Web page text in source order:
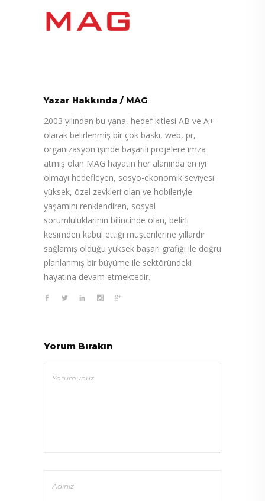
Yazar Hakkında / MAG
2003 yılından bu yana, hedef kitlesi AB ve A+
olarak belirlenmiş bir çok baskı, web, pr,
organizasyon işinde başarılı projelere imza
atmış olan MAG hayatın her alanında en iyi
olmayı hedefleyen, sosyo-ekonomik seviyesi
yüksek, özel zevkleri olan ve hobileriyle
yaşamını renklendiren, sosyal
sorumluluklarının bilincinde olan, belirli
kesimden kabul ettiği müşterilerine yıllardır
sağlamış olduğu yüksek başarı grafiği ile doğru
planlanmış bir büyüme ile sektöründeki
hayatına devam etmektedir.
Yorum Bırakın